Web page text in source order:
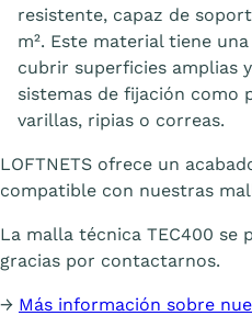
resistente, capaz de
m². Este material tiene
cubrir superficies amplias
sistemas de fijación como
varillas, ripias o correas.
LOFTNETS ofrece un
compatible con nuestras
La malla técnica TEC400 se
gracias por contactarnos.
→ Más información sobre